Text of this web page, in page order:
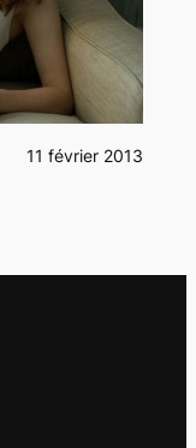
11 février 2013